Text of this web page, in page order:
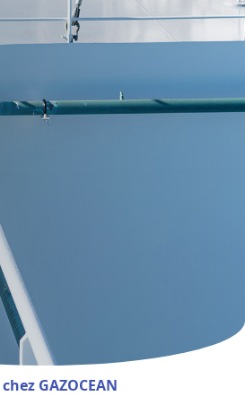
GAZOCEAN